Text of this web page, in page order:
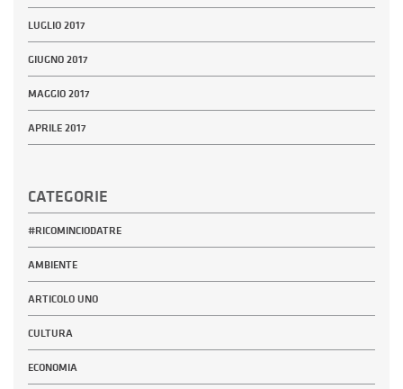
LUGLIO 2017
GIUGNO 2017
MAGGIO 2017
APRILE 2017
CATEGORIE
#RICOMINCIODATRE
AMBIENTE
ARTICOLO UNO
CULTURA
ECONOMIA